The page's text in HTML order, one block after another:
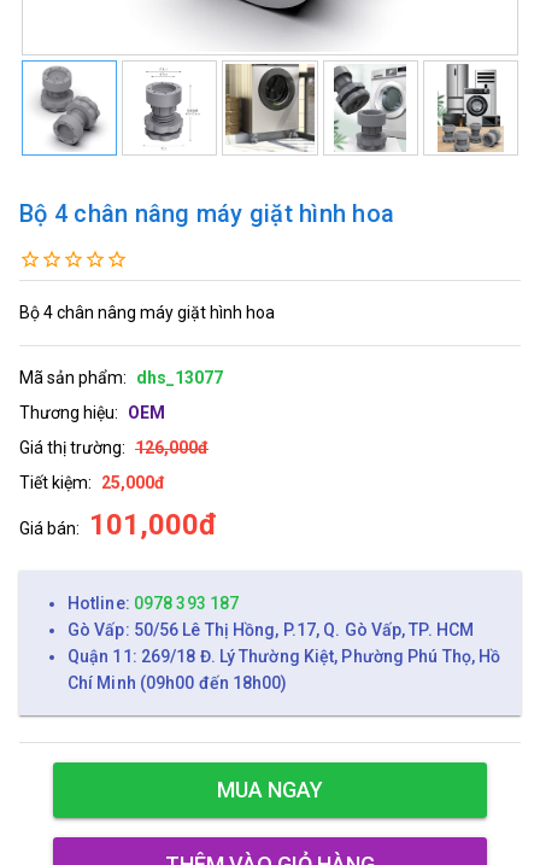
Bộ 4 chân nâng máy giặt hình hoa
Bộ 4 chân nâng máy giặt hình hoa
Mã sản phẩm:
dhs_13077
Thương hiệu:
OEM
Giá thị trường: 126,000đ
Tiết kiệm:
25,000đ
Giá bán: 101,000đ
Hotline: 0978 393 187
Gò Vấp: 50/56 Lê Thị Hồng, P.17, Q. Gò Vấp, TP. HCM
Quận 11: 269/18 Đ. Lý Thường Kiệt, Phường Phú Thọ, Hồ
Chí Minh (09h00 đến 18h00)
MUA NGAY